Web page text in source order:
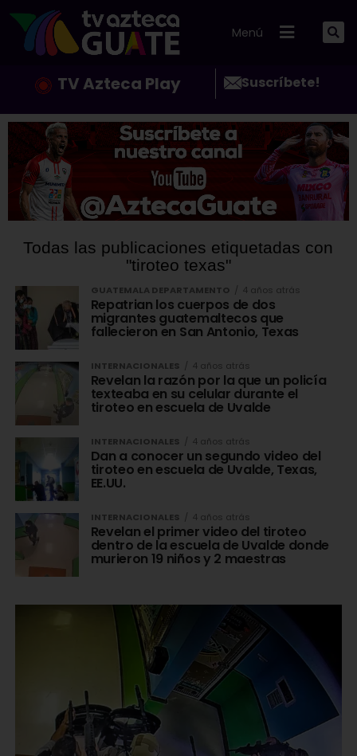
Menú
TV Azteca Play Suscríbete!
Todas las publicaciones etiquetadas con
"tiroteo texas"
GUATEMALA DEPARTAMENTO 4 años atrás
Repatrian los cuerpos de dos
migrantes guatemaltecos que
fallecieron en San Antonio, Texas
INTERNACIONALES 4 años atrás
Revelan la razón por la que un policía
texteaba en su celular durante el
tiroteo en escuela de Uvalde
INTERNACIONALES 4 años atrás
Dan a conocer un segundo video del
tiroteo en escuela de Uvalde, Texas,
EE.UU.
INTERNACIONALES 4 años atrás
Revelan el primer video del tiroteo
dentro de la escuela de Uvalde donde
murieron 19 niños y 2 maestras